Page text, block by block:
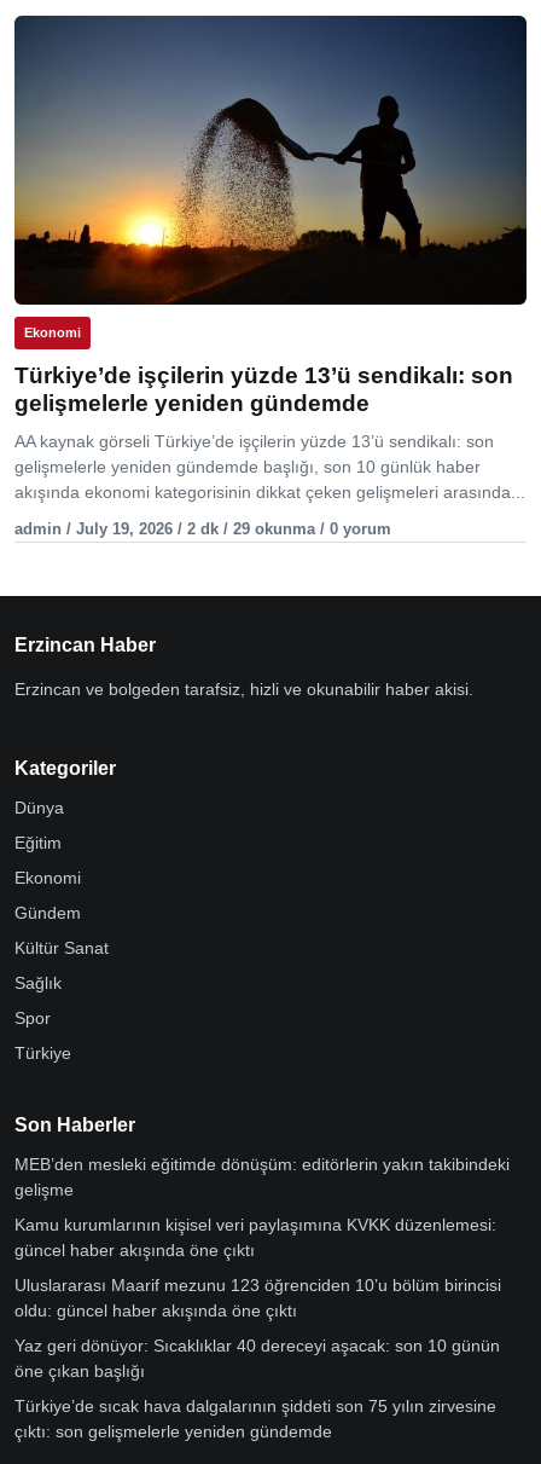
Ekonomi
Türkiye’de işçilerin yüzde 13’ü sendikalı: son
gelişmelerle yeniden gündemde
AA kaynak görseli Türkiye’de işçilerin yüzde 13’ü sendikalı: son
gelişmelerle yeniden gündemde başlığı, son 10 günlük haber
akışında ekonomi kategorisinin dikkat çeken gelişmeleri arasında...
admin / July 19, 2026 / 2 dk / 29 okunma / 0 yorum
Erzincan Haber
Erzincan ve bolgeden tarafsiz, hizli ve okunabilir haber akisi.
Kategoriler
Dünya
Eğitim
Ekonomi
Gündem
Kültür Sanat
Sağlık
Spor
Türkiye
Son Haberler
MEB’den mesleki eğitimde dönüşüm: editörlerin yakın takibindeki
gelişme
Kamu kurumlarının kişisel veri paylaşımına KVKK düzenlemesi:
güncel haber akışında öne çıktı
Uluslararası Maarif mezunu 123 öğrenciden 10’u bölüm birincisi
oldu: güncel haber akışında öne çıktı
Yaz geri dönüyor: Sıcaklıklar 40 dereceyi aşacak: son 10 günün
öne çıkan başlığı
Türkiye’de sıcak hava dalgalarının şiddeti son 75 yılın zirvesine
çıktı: son gelişmelerle yeniden gündemde